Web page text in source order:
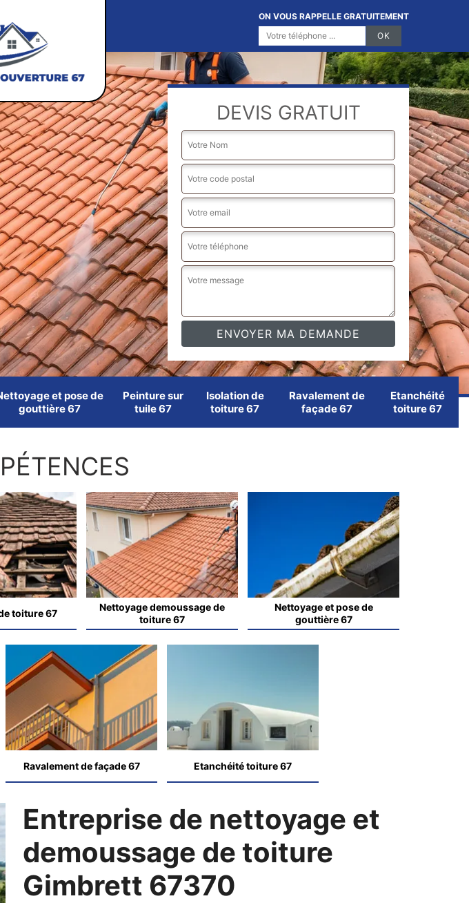
ON VOUS RAPPELLE GRATUITEMENT
DEVIS GRATUIT
et pose de
gouttière 67
Peinture sur
tuile 67
Isolation de
toiture 67
Ravalement de
façade 67
Etanchéité
toiture 67
toiture 67
Nettoyage demoussage de
toiture 67
Nettoyage et pose de
gouttière 67
Ravalement de façade 67 Etanchéité toiture 67
Entreprise de nettoyage et
demoussage de toiture
Gimbrett 67370